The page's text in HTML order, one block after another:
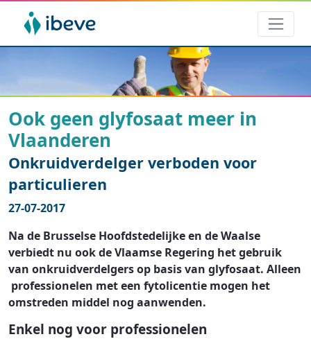
Ook geen glyfosaat meer in
Vlaanderen
Onkruidverdelger verboden voor
particulieren
27-07-2017
Na de Brusselse Hoofdstedelijke en de Waalse
verbiedt nu ook de Vlaamse Regering het gebruik
van onkruidverdelgers op basis van glyfosaat. Alleen
professionelen met een fytolicentie mogen het
omstreden middel nog aanwenden.
Enkel nog voor professionelen